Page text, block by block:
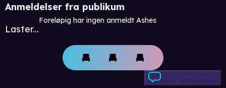
Anmeldelser fra publikum
Laster...
Foreløpig har ingen anmeldt Ashes
Skriv anmeldelse